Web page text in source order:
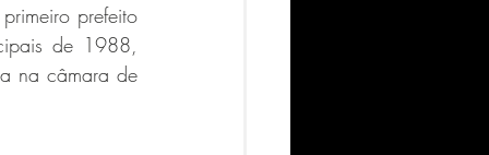
prefeito
de 1988,
na câmara de